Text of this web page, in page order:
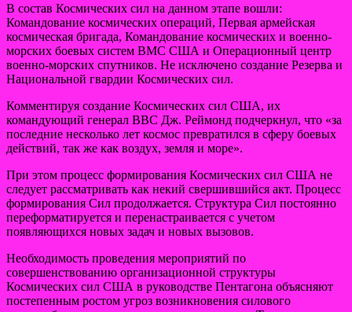
В состав Космических сил на данном этапе вошли:
Командование космических операций, Первая армейская
космическая бригада, Командование космических и военно-
морских боевых систем ВМС США и Операционный центр
военно-морских спутников. Не исключено создание Резерва и
Национальной гвардии Космических сил.
Комментируя создание Космических сил США, их
командующий генерал ВВС Дж. Реймонд подчеркнул, что «за
последние несколько лет космос превратился в сферу боевых
действий, так же как воздух, земля и море».
При этом процесс формирования Космических сил США не
следует рассматривать как некий свершившийся акт. Процесс
формирования Сил продолжается. Структура Сил постоянно
переформатируется и перенастраивается с учетом
появляющихся новых задач и новых вызовов.
Необходимость проведения мероприятий по
совершенствованию организационной структуры
Космических сил США в руководстве Пентагона объясняют
постепенным ростом угроз возникновения силового